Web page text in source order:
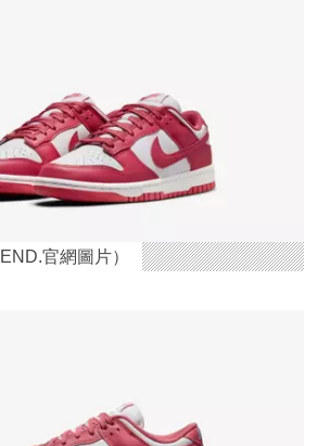
官網圖片）